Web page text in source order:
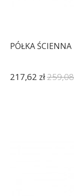
PÓŁKA ŚCIENNA
217,62 zł